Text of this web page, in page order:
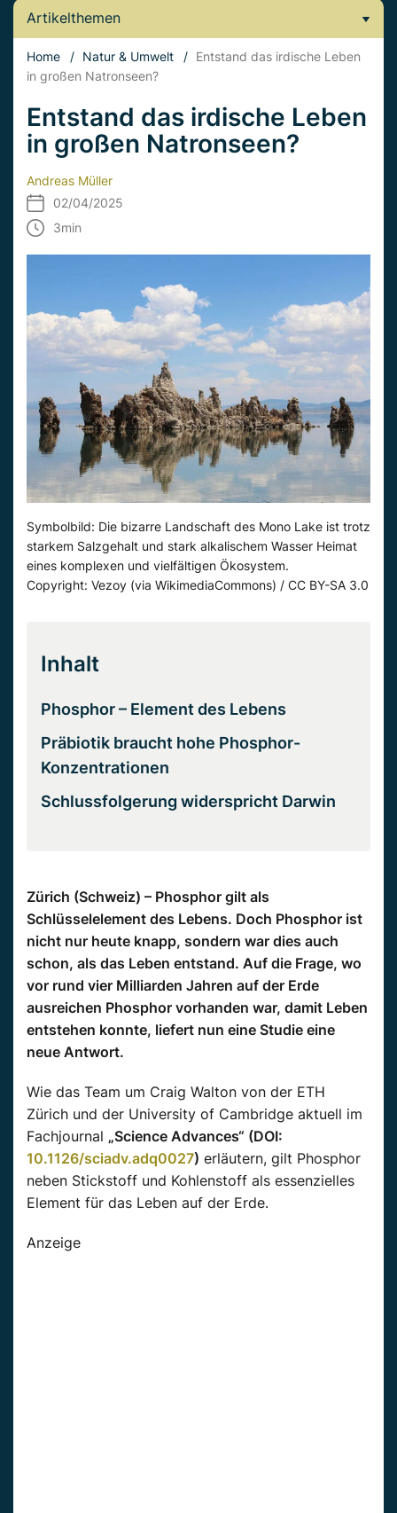
Artikelthemen
Home / Natur & Umwelt / Entstand das irdische Leben
in großen Natronseen?
Entstand das irdische Leben
in großen Natronseen?
Andreas Müller
02/04/2025
3min
Symbolbild: Die bizarre Landschaft des Mono Lake ist trotz
starkem Salzgehalt und stark alkalischem Wasser Heimat
eines komplexen und vielfältigen Ökosystem.
Copyright: Vezoy (via WikimediaCommons) / CC BY-SA 3.0
Inhalt
Phosphor – Element des Lebens
Präbiotik braucht hohe Phosphor-
Konzentrationen
Schlussfolgerung widerspricht Darwin
Zürich (Schweiz) – Phosphor gilt als
Schlüsselelement des Lebens. Doch Phosphor ist
nicht nur heute knapp, sondern war dies auch
schon, als das Leben entstand. Auf die Frage, wo
vor rund vier Milliarden Jahren auf der Erde
ausreichen Phosphor vorhanden war, damit Leben
entstehen konnte, liefert nun eine Studie eine
neue Antwort.
Wie das Team um Craig Walton von der ETH
Zürich und der University of Cambridge aktuell im
Fachjournal „Science Advances“ (DOI:
10.1126/sciadv.adq0027) erläutern, gilt Phosphor
neben Stickstoff und Kohlenstoff als essenzielles
Element für das Leben auf der Erde.
Anzeige